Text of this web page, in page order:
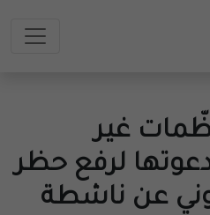
غير
لرفع حظر
عن ناشطة